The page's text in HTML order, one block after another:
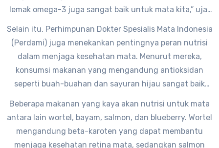
lemak omega-3 juga sangat baik untuk mata kita,” ujar
Selain itu, Perhimpunan Dokter Spesialis Mata Indonesia
(Perdami) juga menekankan pentingnya peran nutrisi
dalam menjaga kesehatan mata. Menurut mereka,
konsumsi makanan yang mengandung antioksidan
seperti buah-buahan dan sayuran hijau sangat baik
kerusakan akibat radikal bebas,” ujar salah seorang
Beberapa makanan yang kaya akan nutrisi untuk mata
antara lain wortel, bayam, salmon, dan blueberry. Wortel
mengandung beta-karoten yang dapat membantu
menjaga kesehatan retina mata, sedangkan salmon